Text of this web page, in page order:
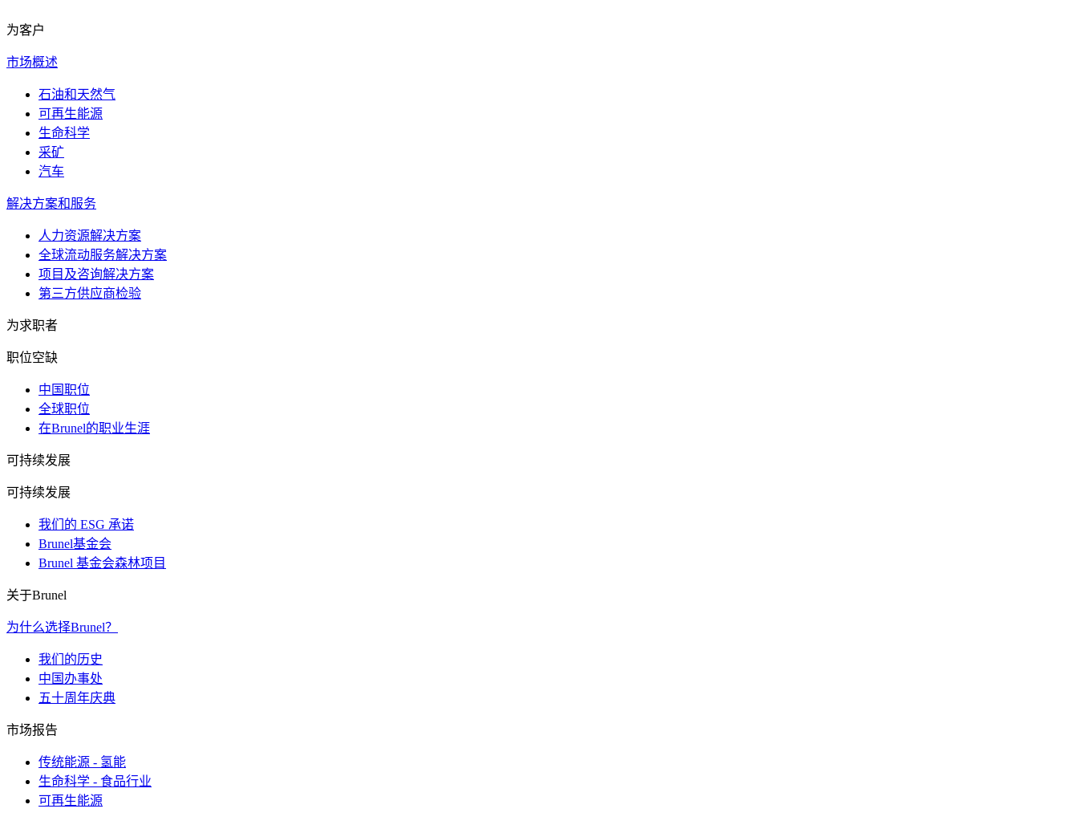
为客户
市场概述
石油和天然气
可再生能源
生命科学
采矿
汽车
解决方案和服务
人力资源解决方案
全球流动服务解决方案
项目及咨询解决方案
第三方供应商检验
为求职者
职位空缺
中国职位
全球职位
在Brunel的职业生涯
可持续发展
可持续发展
我们的 ESG 承诺
Brunel基金会
Brunel 基金会森林项目
关于Brunel
为什么选择Brunel？
我们的历史
中国办事处
五十周年庆典
市场报告
传统能源 - 氢能
生命科学 - 食品行业
可再生能源